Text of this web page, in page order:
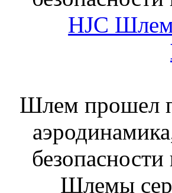
HJC
Шлем прошел
Шлемы